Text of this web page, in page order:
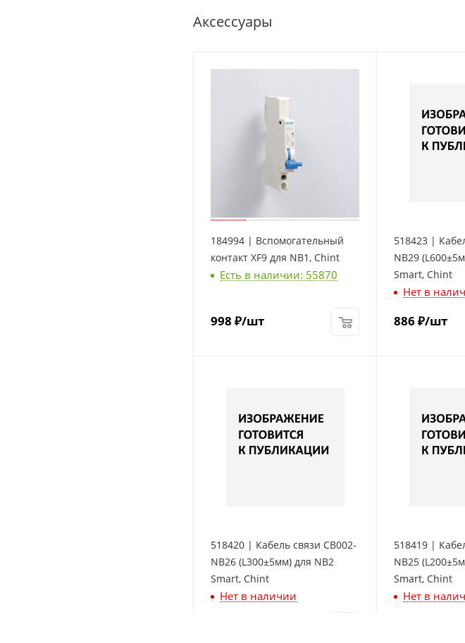
Аксессуары
184994 | Вспомогательный
контакт XF9 для NB1, Chint
Есть в наличии: 55870
998 ₽/шт
518423 |
NB29
Smart, Chint
Нет в
886₽/шт
518420 | Кабель связи CB002-
NB26 (L300±5мм) для NB2
Smart, Chint
Нет в наличии
518419 |
NB25
Smart, Chint
Нет в